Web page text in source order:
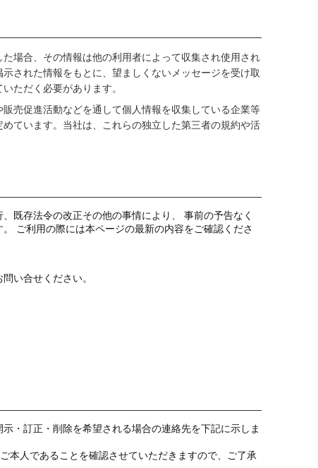
場合、その情報は他の利用者によって収集され使用され
された情報をもとに、望ましくないメッセージを受け取
ただく必要があります。
売促進活動などを通して個人情報を収集している企業等
ています。当社は、これらの独立した第三者の規約や活
既存法令の改正その他の事情により、 事前の予告なく
ご利用の際には本ページの最新の内容をご確認くださ
い合せください。
・訂正・削除を希望される場合の連絡先を下記に示しま
本人であることを確認させていただきますので、ご了承